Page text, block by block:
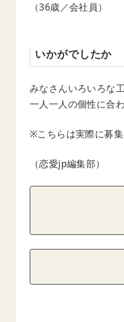
（36歳／会社員）
いかがでしたか
みなさんいろいろな
一人一人の個性に合
※こちらは実際に募
（恋愛jp編集部）